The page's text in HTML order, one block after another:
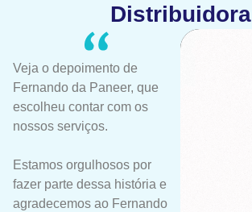
Distribuidora
Veja o depoimento de
Fernando da Paneer, que
escolheu contar com os
nossos serviços.
Estamos orgulhosos por
fazer parte dessa história e
agradecemos ao Fernando